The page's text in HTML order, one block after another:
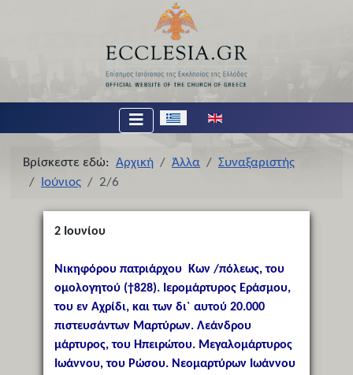
Επιλέξτε τη γλώσσα σας
Βρίσκεστε εδώ: Αρχική Άλλα
Συναξαριστής
Ιούνιος
2/6
2 Ιουνίου
Νικηφόρου πατριάρχου Κων /πόλεως, του
ομολογητού (†828). Ιερομάρτυρος Εράσμου,
του εν Αχρίδι, και των δι` αυτού 20.000
πιστευσάντων Μαρτύρων. Λεάνδρου
μάρτυρος, του Ηπειρώτου. Μεγαλομάρτυρος
Ιωάννου, του Ρώσου. Νεομαρτύρων Ιωάννου